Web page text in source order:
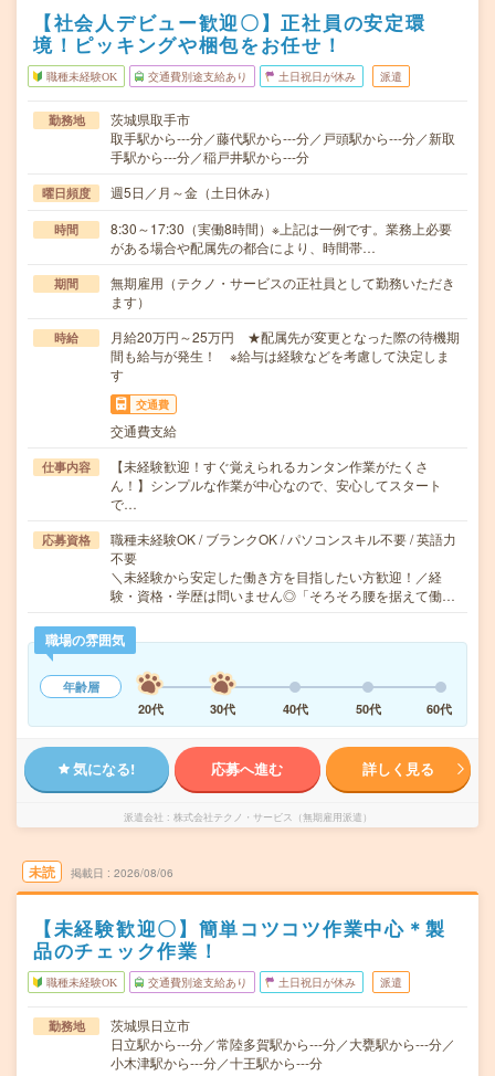
【社会人デビュー歓迎〇】正社員の安定環
境！ピッキングや梱包をお任せ！
職種未経験OK 交通費別途支給あり 土日祝日が休み 派遣
勤務地
茨城県取手市
取手駅から---分／藤代駅から---分／戸頭駅から---分／新取
手駅から---分／稲戸井駅から---分
曜日頻度 週5日／月～金（土日休み）
時間
8:30～17:30（実働8時間）※上記は一例です。業務上必要
がある場合や配属先の都合により、時間帯…
期間
無期雇用（テクノ・サービスの正社員として勤務いただき
ます）
時給
月給20万円～25万円 ★配属先が変更となった際の待機期
間も給与が発生！ ※給与は経験などを考慮して決定しま
す
交通費
交通費支給
仕事内容
【未経験歓迎！すぐ覚えられるカンタン作業がたくさ
ん！】シンプルな作業が中心なので、安心してスタート
で…
応募資格
職種未経験OK / ブランクOK / パソコンスキル不要 / 英語力
不要
＼未経験から安定した働き方を目指したい方歓迎！／経
験・資格・学歴は問いません◎「そろそろ腰を据えて働…
職場の雰囲気
年齢層
20代
30代 40代 50代 60代
気になる! 応募へ進む 詳しく見る
派遣会社 株式会社テクノ・サービス（無期雇用派遣）
未読 掲載日 2026/08/06
【未経験歓迎〇】簡単コツコツ作業中心＊製
品のチェック作業！
職種未経験OK 交通費別途支給あり 土日祝日が休み 派遣
勤務地
茨城県日立市
日立駅から---分／常陸多賀駅から---分／大甕駅から---分／
小木津駅から---分／十王駅から---分